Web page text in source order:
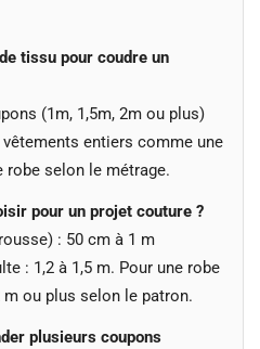
tissu pour coudre un
(1m, 1,5m, 2m ou plus)
entiers comme une
robe selon le métrage.
pour un projet couture ?
: 50 cm à 1 m
: 1,2 à 1,5 m. Pour une robe
ou plus selon le patron.
plusieurs coupons